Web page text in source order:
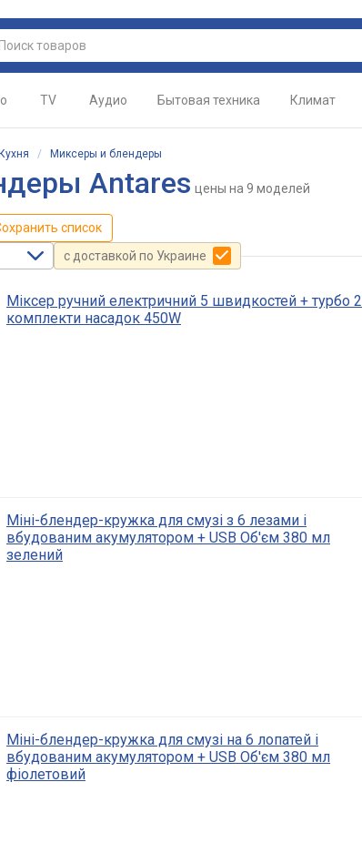
TV Аудио Бытовая техника Климат
Кухня / Миксеры и блендеры
Antares цены на 9 моделей
список
с доставкой по Украине
Міксер ручний електричний 5 швидкостей + турбо 2
комплекти насадок 450W
Міні-блендер-кружка для смузі з 6 лезами і
вбудованим акумулятором + USB Об'єм 380 мл
зелений
Міні-блендер-кружка для смузі на 6 лопатей і
вбудованим акумулятором + USB Об'єм 380 мл
фіолетовий